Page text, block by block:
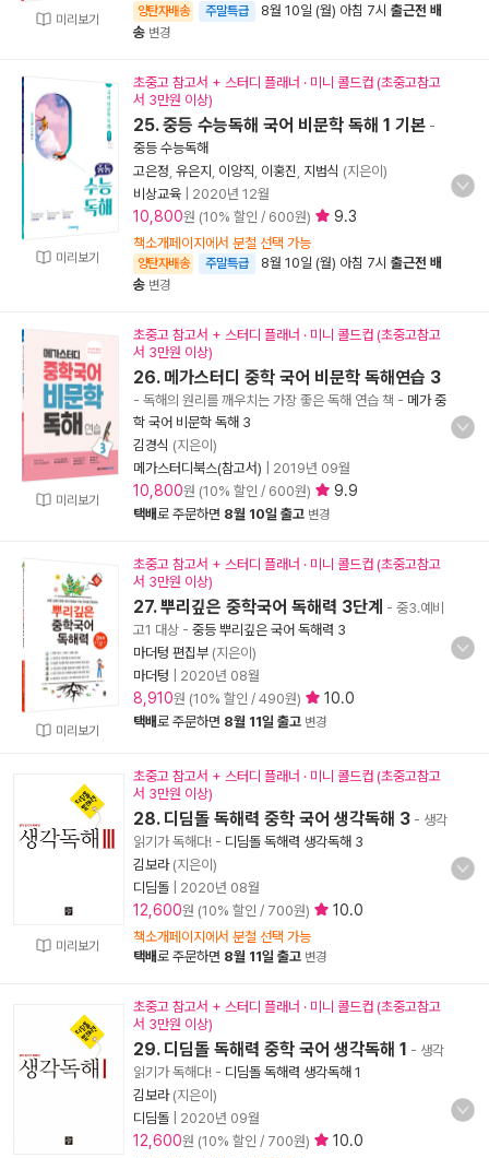
미리보기
양탄자배송 주말특급 8월 10일 (월) 아침 7시 출근전 배
송 변경
미리보기
초중고 참고서 + 스터디 플래너 · 미니 콜드컵 (초중고참고
서 3만원 이상)
25. 중등 수능독해 국어 비문학 독해 1 기본 -
중등 수능독해
고은정 유은지 이양직 이홍진 지범식 (지은이)
비상교육
2020년 12월
10,800원 (10% 할인 / 600원) 9.3
책소개페이지에서 분철 선택 가능
양탄자배송 주말특급 8월 10일 (월) 아침 7시 출근전 배
송 변경
미리보기
초중고 참고서 + 스터디 플래너 · 미니 콜드컵 (초중고참고
서 3만원 이상)
26. 메가스터디 중학 국어 비문학 독해연습 3
- 독해의 원리를 깨우치는 가장 좋은 독해 연습 책 - 메가 중
학 국어 비문학 독해 3
김경식 (지은이)
메가스터디북스(참고서)
2019년 09월
10,800원 (10% 할인 / 600원) 9.9
택배로 주문하면 8월 10일 출고 변경
미리보기
초중고 참고서 + 스터디 플래너 · 미니 콜드컵 (초중고참고
서 3만원 이상)
27. 뿌리깊은 중학국어 독해력 3단계 - 중3.예비
고1 대상 - 중등 뿌리깊은 국어 독해력 3
마더텅 편집부 (지은이)
마더텅
2020년 08월
8,910원 (10% 할인 / 490원) 10.0
택배로 주문하면 8월 11일 출고 변경
미리보기
초중고 참고서 + 스터디 플래너 · 미니 콜드컵 (초중고참고
서 3만원 이상)
28. 디딤돌 독해력 중학 국어 생각독해 3 - 생각
읽기가 독해다! - 디딤돌 독해력 생각독해 3
김보라(지은이)
디딤돌
2020년 08월
12,600원 (10% 할인 / 700원) 10.0
책소개페이지에서 분철 선택 가능
택배로 주문하면 8월 11일 출고 변경
초중고 참고서 + 스터디 플래너 · 미니 콜드컵 (초중고참고
서 3만원 이상)
29. 디딤돌 독해력 중학 국어 생각독해 1 - 생각
읽기가 독해다! - 디딤돌 독해력 생각독해 1
김보라(지은이)
디딤돌
2020년 09월
12,600원 (10% 할인 / 700원) 10.0